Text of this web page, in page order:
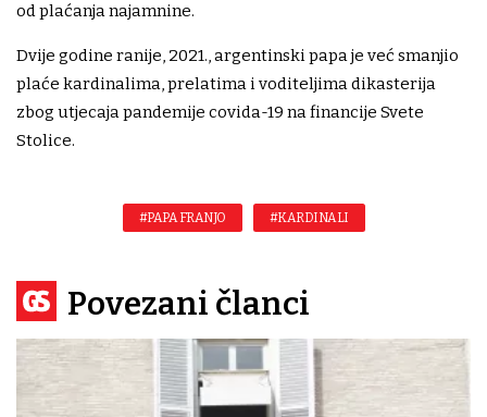
od plaćanja najamnine.
Dvije godine ranije, 2021., argentinski papa je već smanjio
plaće kardinalima, prelatima i voditeljima dikasterija
zbog utjecaja pandemije covida-19 na financije Svete
Stolice.
#PAPA FRANJO #KARDINALI
Povezani članci